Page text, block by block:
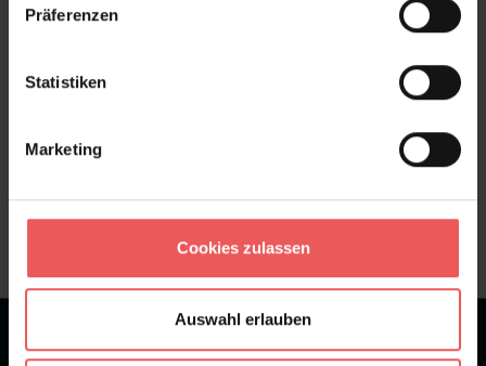
Präferenzen
Statistiken
Marketing
Cookies zulassen
Auswahl erlauben
Sie haben Fragen zum Produkt?
Frage stellen
★★★★★Bei 1245 Bewertungen